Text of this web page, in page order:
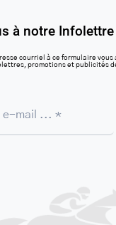
à notre Infolettre
courriel à ce formulaire vous
promotions et publicités